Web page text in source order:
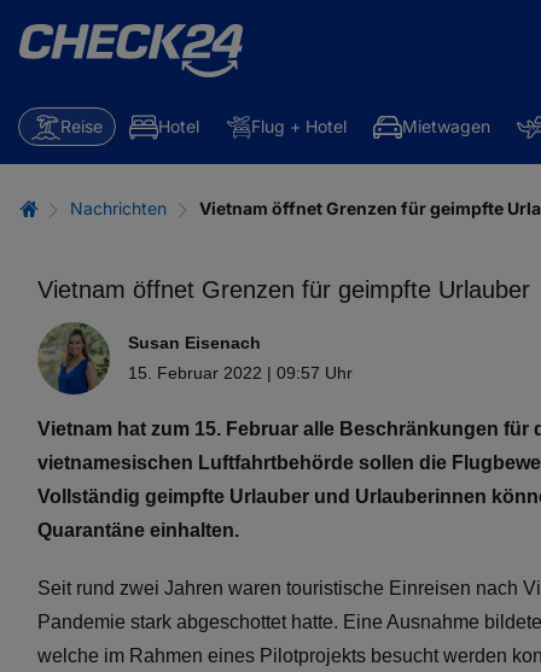
Reise Hotel Flug + Hotel Mietwagen
Nachrichten Vietnam öffnet Grenzen für geimpfte
Vietnam öffnet Grenzen für geimpfte Urlauber
Susan Eisenach
15. Februar 2022 | 09:57 Uhr
Vietnam hat zum 15. Februar alle Beschränkungen
vietnamesischen Luftfahrtbehörde sollen die
Vollständig geimpfte Urlauber und Urlauberinnen
Quarantäne einhalten.
Seit rund zwei Jahren waren touristische Einreisen nach
Pandemie stark abgeschottet hatte. Eine Ausnahme
welche im Rahmen eines Pilotprojekts besucht werden